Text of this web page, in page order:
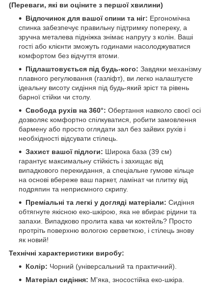
(Переваги, які ви оціните з першої хвилини)
Відпочинок для вашої спини та ніг: Ергономічна
спинка забезпечує правильну підтримку попереку, а
зручна металева підніжка знімає напругу з колін. Ваші
гості або клієнти зможуть годинами насолоджуватися
комфортом без відчуття втоми.
Підлаштовується під будь-кого: Завдяки механізму
плавного регулювання (газліфт), ви легко налаштуєте
ідеальну висоту сидіння під будь-який зріст та рівень
барної стійки чи столу.
Свобода рухів на 360°: Обертання навколо своєї осі
дозволяє комфортно спілкуватися, робити замовлення
бармену або просто оглядати зал без зайвих рухів і
необхідності відсувати стілець.
Захист вашої підлоги: Широка база (39 см)
гарантує максимальну стійкість і захищає від
випадкового перекидання, а спеціальне гумове кільце
на основі вбереже ваш паркет, ламінат чи плитку від
подряпин та неприємного скрипу.
Преміальні та легкі у догляді матеріали: Сидіння
обтягнуте якісною еко-шкірою, яка не вбирає рідини та
запахи. Випадково пролита кава чи коктейль? Просто
протріть поверхню вологою серветкою, і стілець знову
як новий!
Технічні характеристики виробу:
Колір: Чорний (універсальний та практичний).
Матеріал сидіння: М'яка, зносостійка еко-шкіра.